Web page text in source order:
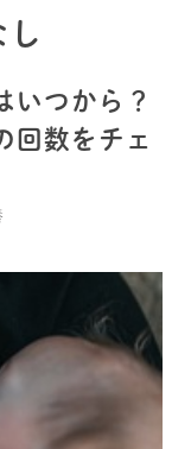
いつから？
回数をチェ